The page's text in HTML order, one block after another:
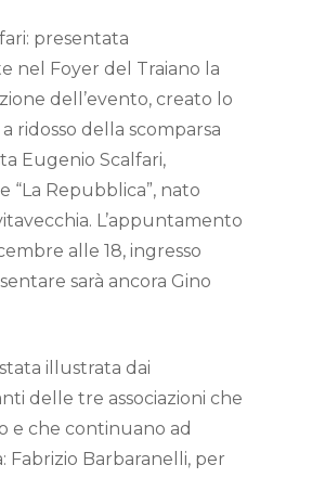
presentata
nel Foyer del Traiano la
dell’evento, creato lo
ridosso della scomparsa
Eugenio Scalfari,
“La Repubblica”, nato
L’appuntamento
alle 18, ingresso
sarà ancora Gino
stata illustrata dai
delle tre associazioni che
e che continuano ad
Fabrizio Barbaranelli, per